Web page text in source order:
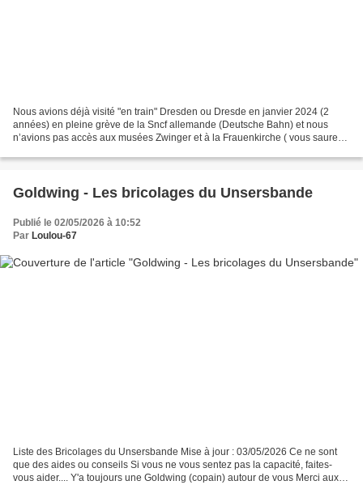
Nous avions déjà visité "en train" Dresden ou Dresde en janvier 2024 (2
années) en pleine grève de la Sncf allemande (Deutsche Bahn) et nous
n’avions pas accès aux musées Zwinger et à la Frauenkirche ( vous saurez
Goldwing - Les bricolages du Unsersbande
Publié le 02/05/2026 à 10:52
Par Loulou-67
Liste des Bricolages du Unsersbande Mise à jour : 03/05/2026 Ce ne sont
que des aides ou conseils Si vous ne vous sentez pas la capacité, faites-
vous aider.... Y'a toujours une Goldwing (copain) autour de vous Merci aux